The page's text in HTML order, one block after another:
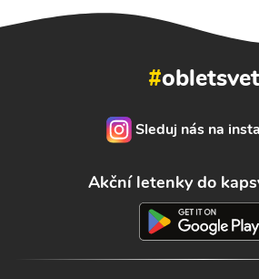
#obletsvet
Sleduj nás na
Akční letenky do